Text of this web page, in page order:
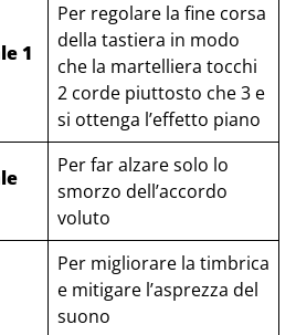
1
Per regolare la fine corsa
della tastiera in modo
che la martelliera tocchi
2 corde piuttosto che 3 e
si ottenga l’effetto piano
Per far alzare solo lo
smorzo dell’accordo
voluto
Per migliorare la timbrica
e mitigare l’asprezza del
suono